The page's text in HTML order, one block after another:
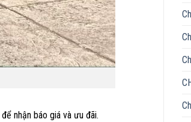
để nhận báo giá và ưu đãi.